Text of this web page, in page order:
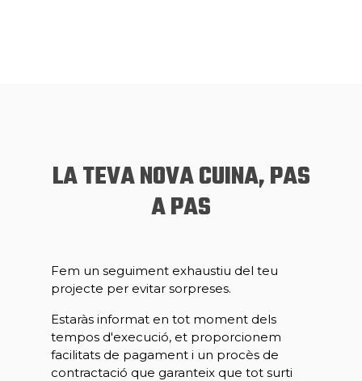
LA TEVA NOVA CUINA, PAS
A PAS
Fem un seguiment exhaustiu del teu
projecte per evitar sorpreses.
Estaràs informat en tot moment dels
tempos d'execució, et proporcionem
facilitats de pagament i un procès de
contractació que garanteix que tot surti